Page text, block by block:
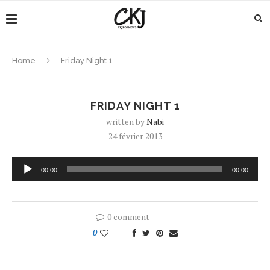
Home Friday Night 1
FRIDAY NIGHT 1
written byNabi
24 février 2013
Lecteur
audio
00:00 00:00
0 comment
0